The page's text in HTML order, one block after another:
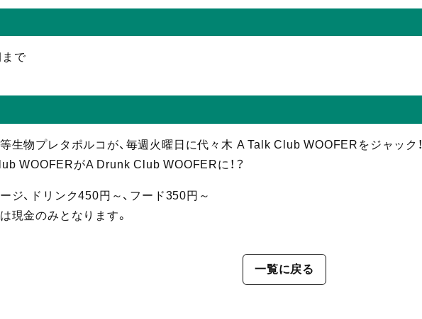
で
生物プレタポルコが、毎週火曜日に代々木 A Talk Club WOOFERをジャック！
WOOFERがA Drunk Club WOOFERに！？
ジ、ドリンク450円～、フード350円～
現金のみとなります。
一覧に戻る